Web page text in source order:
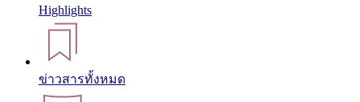
Highlights
ข่าวสารทั้งหมด